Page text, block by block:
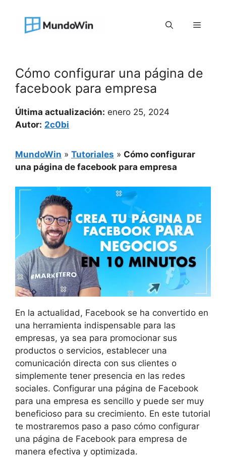
contenido
Menú
Cómo configurar una página de
facebook para empresa
Última actualización: enero 25, 2024
Autor: 2c0bi
MundoWin » Tutoriales » Cómo configurar
una página de facebook para empresa
En la actualidad, Facebook se ha convertido en
una herramienta indispensable para las
empresas, ya sea para promocionar sus
productos o servicios, establecer una
comunicación directa con sus clientes o
simplemente tener presencia en las redes
sociales. Configurar una página de Facebook
para una empresa es sencillo y puede ser muy
beneficioso para su crecimiento. En este tutorial
te mostraremos paso a paso cómo configurar
una página de Facebook para empresa de
manera efectiva y optimizada.